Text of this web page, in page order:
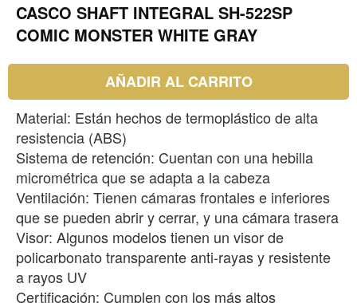
CASCO SHAFT INTEGRAL SH-522SP
COMIC MONSTER WHITE GRAY
AÑADIR AL CARRITO
Material: Están hechos de termoplástico de alta
resistencia (ABS)
Sistema de retención: Cuentan con una hebilla
micrométrica que se adapta a la cabeza
Ventilación: Tienen cámaras frontales e inferiores
que se pueden abrir y cerrar, y una cámara trasera
Visor: Algunos modelos tienen un visor de
policarbonato transparente anti-rayas y resistente
a rayos UV
Certificación: Cumplen con los más altos